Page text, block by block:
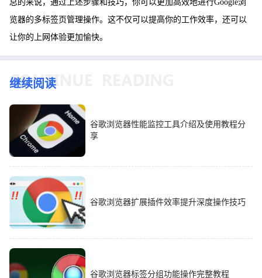
总的来说，通过上述步骤和技巧，你可以更加高效地进行Google浏
览器的多标签页管理操作。这不仅可以提高你的工作效率，还可以
让你的上网体验更加愉快。
继续阅读
谷歌浏览器性能监控工具介绍及使用教程分
享
谷歌浏览器扩展插件效率提升深度操作技巧
谷歌浏览器标签分组功能操作完整教程